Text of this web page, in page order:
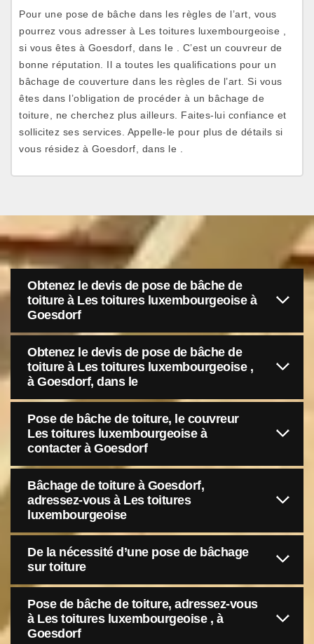
Pour une pose de bâche dans les règles de l’art, vous
pourrez vous adresser à Les toitures luxembourgeoise ,
si vous êtes à Goesdorf, dans le . C’est un couvreur de
bonne réputation. Il a toutes les qualifications pour un
bâchage de couverture dans les règles de l’art. Si vous
êtes dans l’obligation de procéder à un bâchage de
toiture, ne cherchez plus ailleurs. Faites-lui confiance et
sollicitez ses services. Appelle-le pour plus de détails si
vous résidez à Goesdorf, dans le .
Obtenez le devis de pose de bâche de
toiture à Les toitures luxembourgeoise à
Goesdorf
Obtenez le devis de pose de bâche de
toiture à Les toitures luxembourgeoise ,
à Goesdorf, dans le
Pose de bâche de toiture, le couvreur
Les toitures luxembourgeoise à
contacter à Goesdorf
Bâchage de toiture à Goesdorf,
adressez-vous à Les toitures
luxembourgeoise
De la nécessité d’une pose de bâchage
sur toiture
Pose de bâche de toiture, adressez-vous
à Les toitures luxembourgeoise , à
Goesdorf